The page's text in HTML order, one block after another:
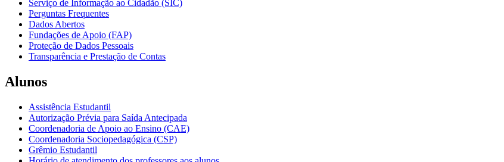
Serviço de Informação ao Cidadão (SIC)
Perguntas Frequentes
Dados Abertos
Fundações de Apoio (FAP)
Proteção de Dados Pessoais
Transparência e Prestação de Contas
Alunos
Assistência Estudantil
Autorização Prévia para Saída Antecipada
Coordenadoria de Apoio ao Ensino (CAE)
Coordenadoria Sociopedagógica (CSP)
Grêmio Estudantil